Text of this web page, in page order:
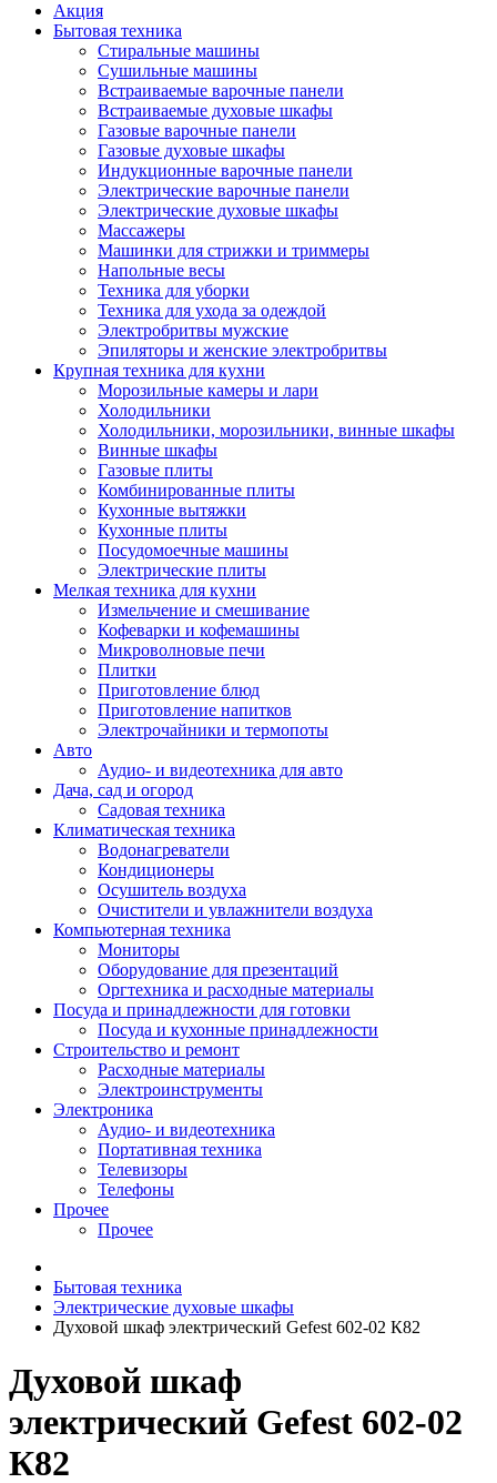
Акция
Бытовая техника
Стиральные машины
Сушильные машины
Встраиваемые варочные панели
Встраиваемые духовые шкафы
Газовые варочные панели
Газовые духовые шкафы
Индукционные варочные панели
Электрические варочные панели
Электрические духовые шкафы
Массажеры
Машинки для стрижки и триммеры
Напольные весы
Техника для уборки
Техника для ухода за одеждой
Электробритвы мужские
Эпиляторы и женские электробритвы
Крупная техника для кухни
Морозильные камеры и лари
Холодильники
Холодильники, морозильники, винные шкафы
Винные шкафы
Газовые плиты
Комбинированные плиты
Кухонные вытяжки
Кухонные плиты
Посудомоечные машины
Электрические плиты
Мелкая техника для кухни
Измельчение и смешивание
Кофеварки и кофемашины
Микроволновые печи
Плитки
Приготовление блюд
Приготовление напитков
Электрочайники и термопоты
Авто
Аудио- и видеотехника для авто
Дача, сад и огород
Садовая техника
Климатическая техника
Водонагреватели
Кондиционеры
Осушитель воздуха
Очистители и увлажнители воздуха
Компьютерная техника
Мониторы
Оборудование для презентаций
Оргтехника и расходные материалы
Посуда и принадлежности для готовки
Посуда и кухонные принадлежности
Строительство и ремонт
Расходные материалы
Электроинструменты
Электроника
Аудио- и видеотехника
Портативная техника
Телевизоры
Телефоны
Прочее
Прочее
Бытовая техника
Электрические духовые шкафы
Духовой шкаф электрический Gefest 602-02 К82
Духовой шкаф
электрический Gefest 602-02
К82